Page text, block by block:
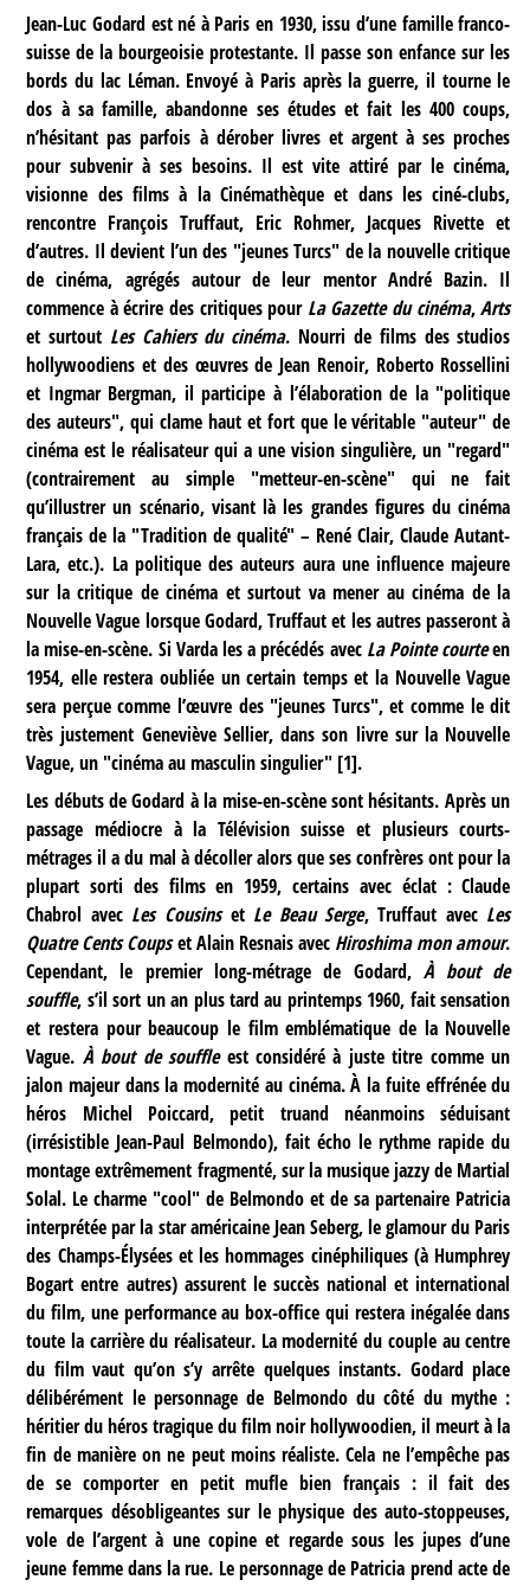
Jean-Luc Godard est né à Paris en 1930, issu d’une famille franco-
suisse de la bourgeoisie protestante. Il passe son enfance sur les
bords du lac Léman. Envoyé à Paris après la guerre, il tourne le
dos à sa famille, abandonne ses études et fait les 400 coups,
n’hésitant pas parfois à dérober livres et argent à ses proches
pour subvenir à ses besoins. Il est vite attiré par le cinéma,
visionne des films à la Cinémathèque et dans les ciné-clubs,
rencontre François Truffaut, Eric Rohmer, Jacques Rivette et
d’autres. Il devient l’un des "jeunes Turcs" de la nouvelle critique
de cinéma, agrégés autour de leur mentor André Bazin. Il
commence à écrire des critiques pourLa Gazette du cinéma,Arts
et surtout Les Cahiers du cinéma. Nourri de films des studios
hollywoodiens et des œuvres de Jean Renoir, Roberto Rossellini
et Ingmar Bergman, il participe à l’élaboration de la "politique
des auteurs", qui clame haut et fort que le véritable "auteur" de
cinéma est le réalisateur qui a une vision singulière, un "regard"
(contrairement au simple "metteur-en-scène" qui ne fait
qu’illustrer un scénario, visant là les grandes figures du cinéma
français de la "Tradition de qualité" – René Clair, Claude Autant-
Lara, etc.). La politique des auteurs aura une influence majeure
sur la critique de cinéma et surtout va mener au cinéma de la
Nouvelle Vague lorsque Godard, Truffaut et les autres passeront à
la mise-en-scène. Si Varda les a précédés avec La Pointe courteen
1954, elle restera oubliée un certain temps et la Nouvelle Vague
sera perçue comme l’œuvre des "jeunes Turcs", et comme le dit
très justement Geneviève Sellier, dans son livre sur la Nouvelle
Vague, un "cinéma au masculin singulier" [1].
Les débuts de Godard à la mise-en-scène sont hésitants. Après un
passage médiocre à la Télévision suisse et plusieurs courts-
métrages il a du mal à décoller alors que ses confrères ont pour la
plupart sorti des films en 1959, certains avec éclat : Claude
Chabrol avec Les Cousinset Le Beau Serge, Truffaut avec Les
Quatre Cents Coupset Alain Resnais avec Hiroshima mon amour.
Cependant, le premier long-métrage de Godard, À bout de
souffle, s’il sort un an plus tard au printemps 1960, fait sensation
et restera pour beaucoup le film emblématique de la Nouvelle
Vague. À bout de souffleest considéré à juste titre comme un
jalon majeur dans la modernité au cinéma. À la fuite effrénée du
héros Michel Poiccard, petit truand néanmoins séduisant
(irrésistible Jean-Paul Belmondo), fait écho le rythme rapide du
montage extrêmement fragmenté, sur la musique jazzy de Martial
Solal. Le charme "cool" de Belmondo et de sa partenaire Patricia
interprétée par la star américaine Jean Seberg, le glamour du Paris
des Champs-Élysées et les hommages cinéphiliques (à Humphrey
Bogart entre autres) assurent le succès national et international
du film, une performance au box-office qui restera inégalée dans
toute la carrière du réalisateur. La modernité du couple au centre
du film vaut qu’on s’y arrête quelques instants. Godard place
délibérément le personnage de Belmondo du côté du mythe :
héritier du héros tragique du film noir hollywoodien, il meurt à la
fin de manière on ne peut moins réaliste. Cela ne l’empêche pas
de se comporter en petit mufle bien français : il fait des
remarques désobligeantes sur le physique des auto-stoppeuses,
vole de l’argent à une copine et regarde sous les jupes d’une
jeune femme dans la rue. Le personnage de Patricia prend acte de